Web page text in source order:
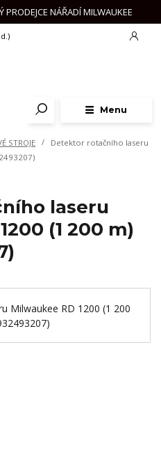
PRODEJCE NÁŘADÍ MILWAUKEE
Menu
STROJE
Detektor rotačního laseru
laseru
(1 200 m)